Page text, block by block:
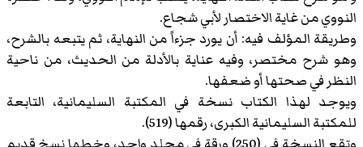
النووي من غاية الاختصار لأبي شجاع.
وطريقة المؤلف فيه: أن يورد جزءاً من النهاية، ثم يتبعه بالشرح،
وهو شرح مختصر، وفيه عناية بالأدلة من الحديث، من ناحية
النظر في صحتها أو ضعفها.
ويوجد لهذا الكتاب نسخة في المكتبة السليمانية، التابعة
للمكتبة السليمانية الكبرى، رقمها (519).